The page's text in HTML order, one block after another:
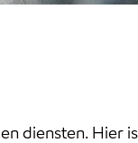
diensten. Hier